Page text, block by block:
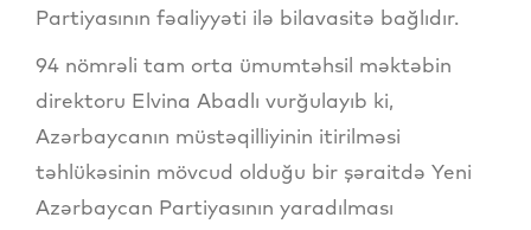
Partiyasının fəaliyyəti ilə bilavasitə bağlıdır.
94 nömrəli tam orta ümumtəhsil məktəbin
direktoru Elvina Abadlı vurğulayıb ki,
Azərbaycanın müstəqilliyinin itirilməsi
təhlükəsinin mövcud olduğu bir şəraitdə Yeni
Azərbaycan Partiyasının yaradılması